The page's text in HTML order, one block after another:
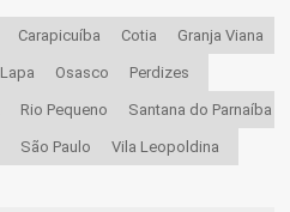
Carapicuíba Cotia Granja Viana
Lapa Osasco Perdizes
Rio Pequeno Santana do Parnaíba
São Paulo Vila Leopoldina